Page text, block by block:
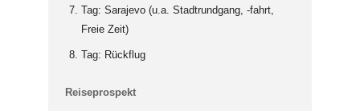
Tag: Sarajevo (u.a. Stadtrundgang, -fahrt,
Freie Zeit)
Tag: Rückflug
Reiseprospekt